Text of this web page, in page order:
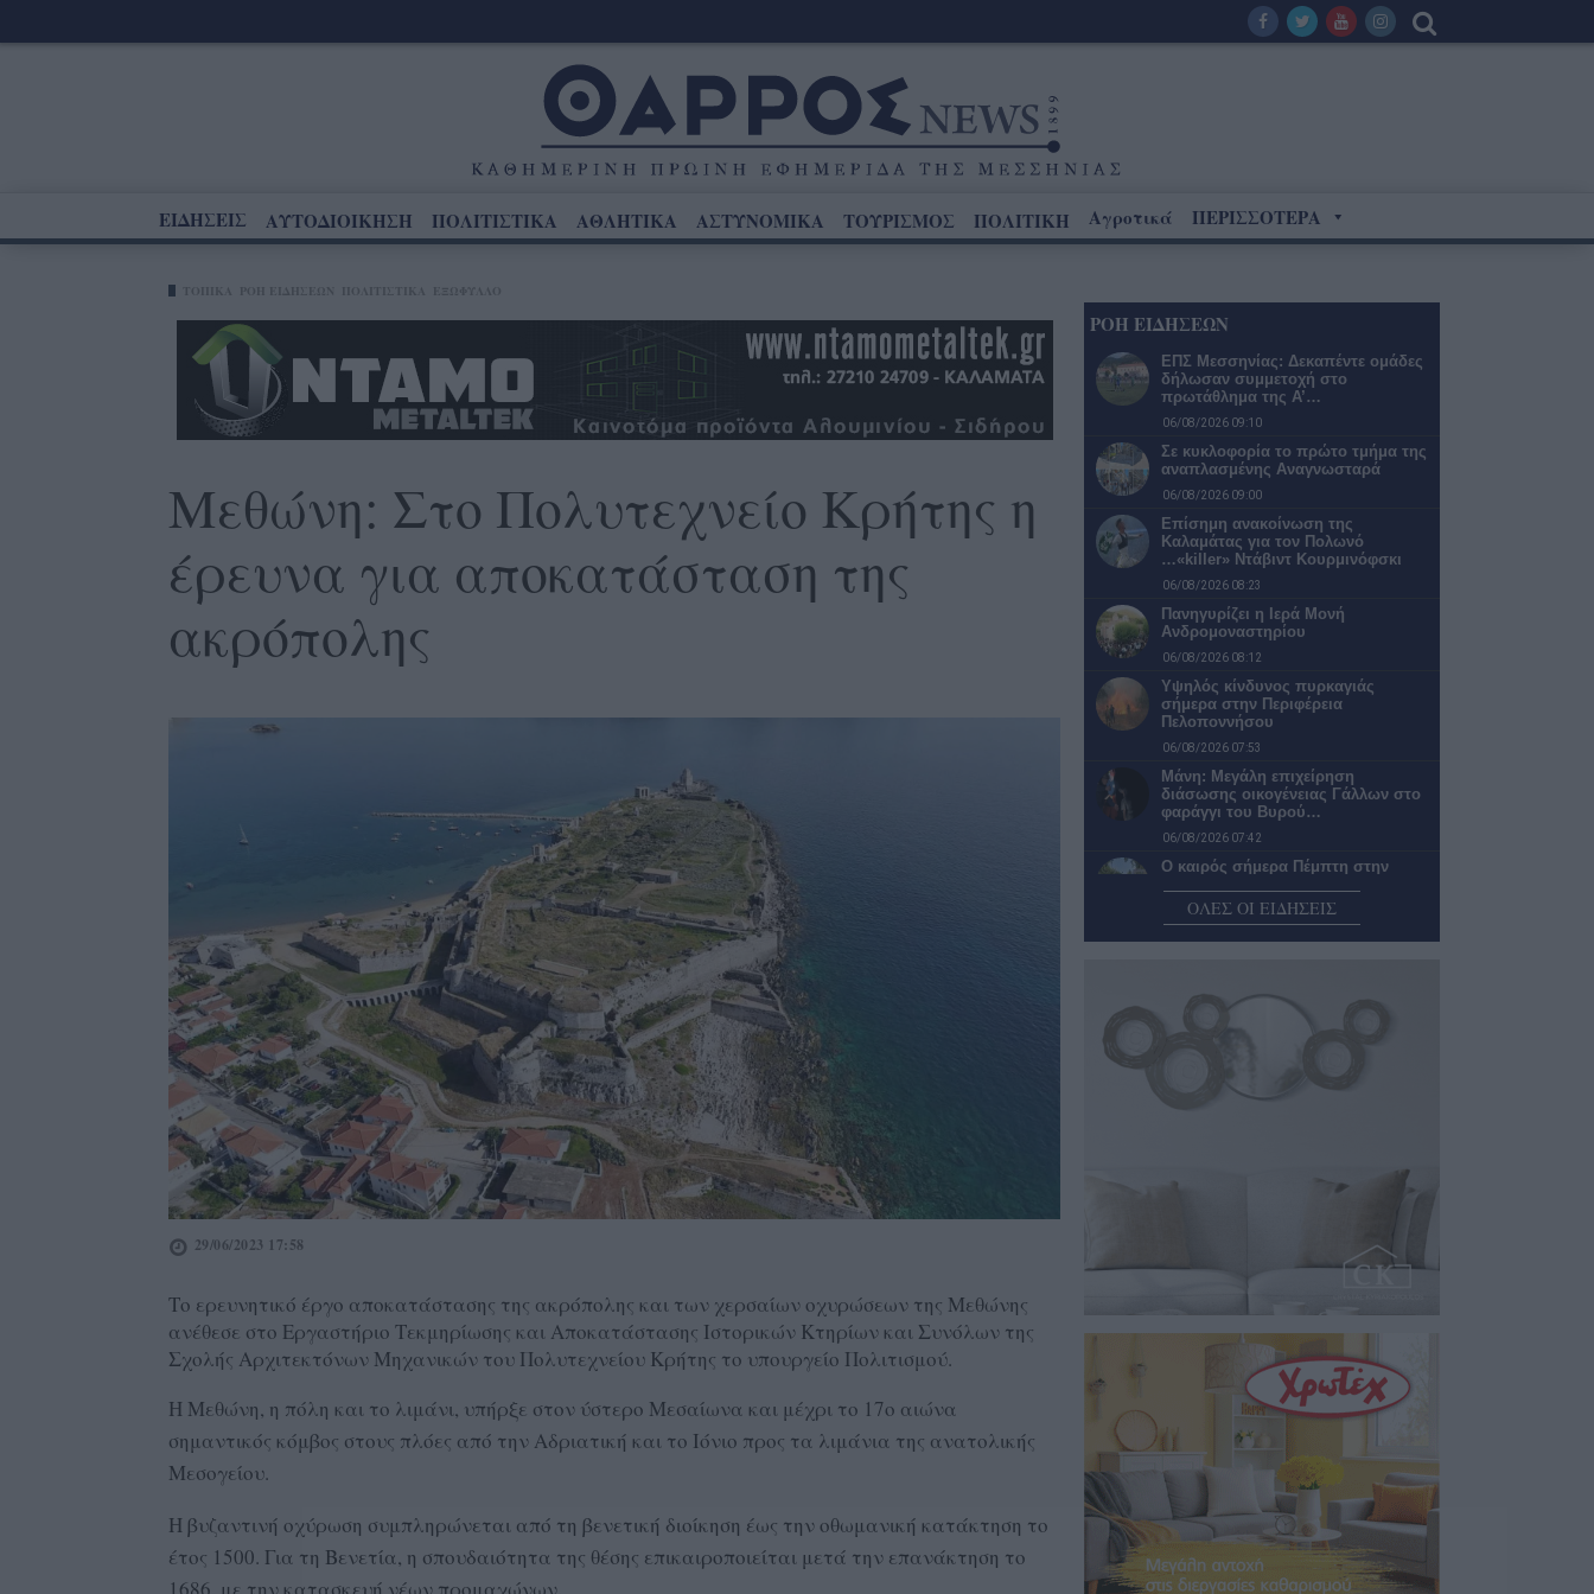
ΕΙΔΗΣΕΙΣ ΑΥΤΟΔΙΟΙΚΗΣΗ ΠΟΛΙΤΙΣΤΙΚΑ ΑΘΛΗΤΙΚΑ ΑΣΤΥΝΟΜΙΚΑ ΤΟΥΡΙΣΜΟΣ ΠΟΛΙΤΙΚΗ Αγροτικά ΠΕΡΙΣΣΟΤΕΡΑ
Μεθώνη: Στο Πολυτεχνείο Κρήτης η
έρευνα για αποκατάσταση της
ακρόπολης
29/06/2023 17:58
Το ερευνητικό έργο αποκατάστασης της ακρόπολης και των χερσαίων οχυρώσεων της Μεθώνης
ανέθεσε στο Εργαστήριο Τεκμηρίωσης και Αποκατάστασης Ιστορικών Κτηρίων και Συνόλων της
Σχολής Αρχιτεκτόνων Μηχανικών του Πολυτεχνείου Κρήτης το υπουργείο Πολιτισμού.
H Μεθώνη, η πόλη και το λιμάνι, υπήρξε στον ύστερο Μεσαίωνα και μέχρι το 17ο αιώνα
σημαντικός κόμβος στους πλόες από την Αδριατική και το Ιόνιο προς τα λιμάνια της ανατολικής
Μεσογείου.
Η βυζαντινή οχύρωση συμπληρώνεται από τη βενετική διοίκηση έως την οθωμανική κατάκτηση το
έτος 1500. Για τη Βενετία, η σπουδαιότητα της θέσης επικαιροποιείται μετά την επανάκτηση το
ΡΟΗ ΕΙΔΗΣΕΩΝ
ΕΠΣ Μεσσηνίας: Δεκαπέντε ομάδες
δήλωσαν συμμετοχή στο
πρωτάθλημα της Α’…
06/08/2026 09:10
Σε κυκλοφορία το πρώτο τμήμα της
αναπλασμένης Αναγνωσταρά
06/08/2026 09:00
Επίσημη ανακοίνωση της
Καλαμάτας για τον Πολωνό
…«killer» Ντάβιντ Κουρμινόφσκι
06/08/2026 08:23
Πανηγυρίζει η Ιερά Μονή
Ανδρομοναστηρίου
06/08/2026 08:12
Υψηλός κίνδυνος πυρκαγιάς
σήμερα στην Περιφέρεια
Πελοποννήσου
06/08/2026 07:53
Μάνη: Μεγάλη επιχείρηση
διάσωσης οικογένειας Γάλλων στο
φαράγγι του Βυρού…
06/08/2026 07:42
Ο καιρός σήμερα Πέμπτη στην
06/08/2026 07:19
Επερώτηση της Λαϊκής
05/08/2026 22:30
Νέα φοιτητική εστία… Μια λύση που
θα άφηνε «ήσυχους» τους…
ΟΛΕΣ ΟΙ ΕΙΔΗΣΕΙΣ